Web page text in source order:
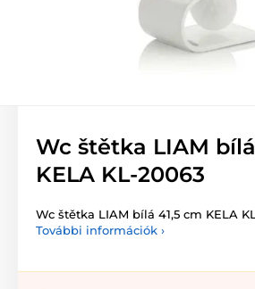
Wc štětka LIAM
KELA KL-20063
Wc štětka LIAM bílá 41,5 cm KELA
További információk ›